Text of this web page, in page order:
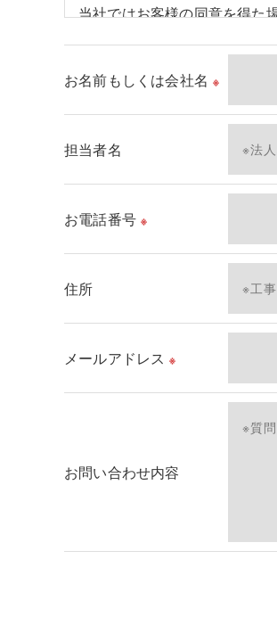
当社ではお客様の同意を得た
＜個人情報の委託について＞
当社では、利用目的の達成
＜個人情報の安全管理＞
＜個人情報を与えなかった場
了承ください。
＜個人情報の開示･訂正・削
ご本人である事を確認のうえ
個人情報の開示･訂正･削除
お名前もしくは会社名 ※
担当者名
お電話番号 ※
住所
メールアドレス ※
お問い合わせ内容